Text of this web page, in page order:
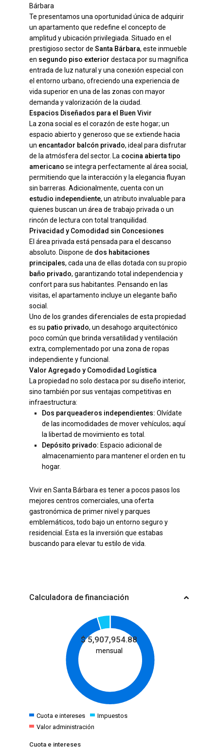
Bárbara
Te presentamos una oportunidad única de adquirir
un apartamento que redefine el concepto de
amplitud y ubicación privilegiada. Situado en el
prestigioso sector deSanta Bárbara, este inmueble
en segundo piso exterior destaca por su magnífica
entrada de luz natural y una conexión especial con
el entorno urbano, ofreciendo una experiencia de
vida superior en una de las zonas con mayor
demanda y valorización de la ciudad.
Espacios Diseñados para el Buen Vivir
La zona social es el corazón de este hogar; un
espacio abierto y generoso que se extiende hacia
un encantador balcón privado, ideal para disfrutar
de la atmósfera del sector. La cocina abierta tipo
americano se integra perfectamente al área social,
permitiendo que la interacción y la elegancia fluyan
sin barreras. Adicionalmente, cuenta con un
estudio independiente, un atributo invaluable para
quienes buscan un área de trabajo privada o un
rincón de lectura con total tranquilidad.
Privacidad y Comodidad sin Concesiones
El área privada está pensada para el descanso
absoluto. Dispone de dos habitaciones
principales, cada una de ellas dotada con su propio
baño privado, garantizando total independencia y
confort para sus habitantes. Pensando en las
visitas, el apartamento incluye un elegante baño
social.
Uno de los grandes diferenciales de esta propiedad
es su patio privado, un desahogo arquitectónico
poco común que brinda versatilidad y ventilación
extra, complementado por una zona de ropas
independiente y funcional.
Valor Agregado y Comodidad Logística
La propiedad no solo destaca por su diseño interior,
sino también por sus ventajas competitivas en
infraestructura:
Dos parqueaderos independientes: Olvídate
de las incomodidades de mover vehículos; aquí
la libertad de movimiento es total.
Depósito privado: Espacio adicional de
almacenamiento para mantener el orden en tu
hogar.
Vivir en Santa Bárbara es tener a pocos pasos los
mejores centros comerciales, una oferta
gastronómica de primer nivel y parques
emblemáticos, todo bajo un entorno seguro y
residencial. Esta es la inversión que estabas
buscando para elevar tu estilo de vida.
Calculadora de financiación
$5,907,954.88
mensual
Cuota e intereses
Impuestos
Valor administración
Cuota e intereses